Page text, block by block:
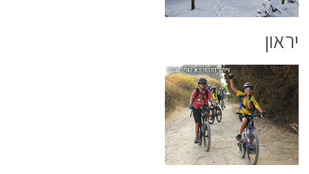
יראון